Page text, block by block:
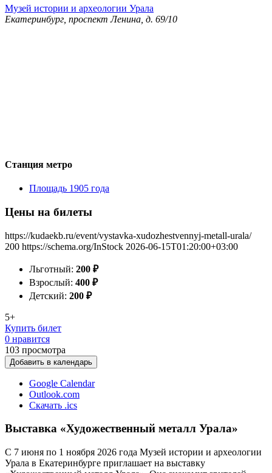
Музей истории и археологии Урала
Екатеринбург, проспект Ленина, д. 69/10
Станция метро
Площадь 1905 года
Цены на билеты
https://kudaekb.ru/event/vystavka-xudozhestvennyj-metall-urala/
200 https://schema.org/InStock 2026-06-15T01:20:00+03:00
Льготный: 200 ₽
Взрослый: 400 ₽
Детский: 200 ₽
5+
Купить билет
0 нравится
103 просмотра
Добавить в календарь
Google Calendar
Outlook.com
Скачать .ics
Выставка «Художественный металл Урала»
С 7 июня по 1 ноября 2026 года Музей истории и археологии
Урала в Екатеринбурге приглашает на выставку